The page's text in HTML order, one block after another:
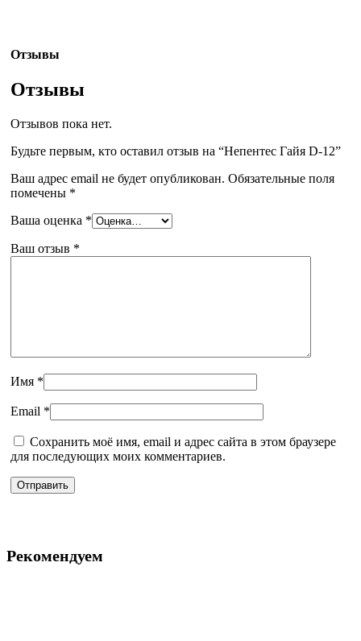
Отзывы
Отзывы
Отзывов пока нет.
Будьте первым, кто оставил отзыв на “Непентес Гайя D-12”
Ваш адрес email не будет опубликован. Обязательные поля
помечены *
Ваша оценка *
Ваш отзыв *
Имя *
Email *
Сохранить моё имя, email и адрес сайта в этом браузере
для последующих моих комментариев.
Рекомендуем